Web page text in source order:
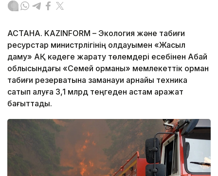
АСТАНА. KAZINFORM – Экология және табиғи
ресурстар министрлігінің қолдауымен «Жасыл
даму» АҚ кәдеге жарату төлемдері есебінен Абай
облысындағы «Семей орманы» мемлекеттік орман
табиғи резерватына заманауи арнайы техника
сатып алуға 3,1 млрд теңгеден астам қаражат
бағыттады.